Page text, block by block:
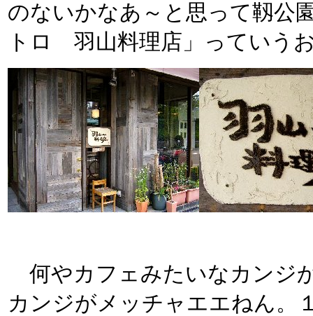
のないかなあ～と思って靱公
トロ 羽山料理店」っていう
何やカフェみたいなカンジ
カンジがメッチャエエねん。